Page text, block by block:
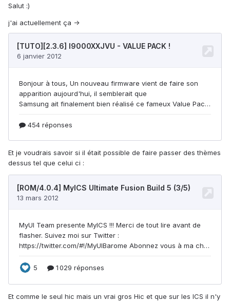
Salut :)
j'ai actuellement ça ->
Et je voudrais savoir si il était possible de faire passer des thèmes
dessus tel que celui ci :
Et comme le seul hic mais un vrai gros Hic et que sur les ICS il n'y